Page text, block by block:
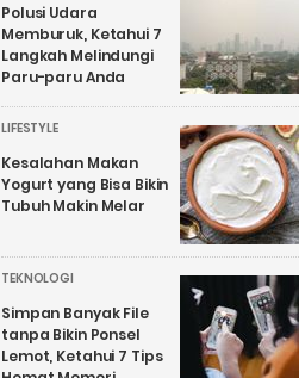
Polusi Udara
Memburuk, Ketahui 7
Langkah Melindungi
Paru-paru Anda
LIFESTYLE
Kesalahan Makan
Yogurt yang Bisa Bikin
Tubuh Makin Melar
TEKNOLOGI
Simpan Banyak File
tanpa Bikin Ponsel
Lemot, Ketahui 7 Tips